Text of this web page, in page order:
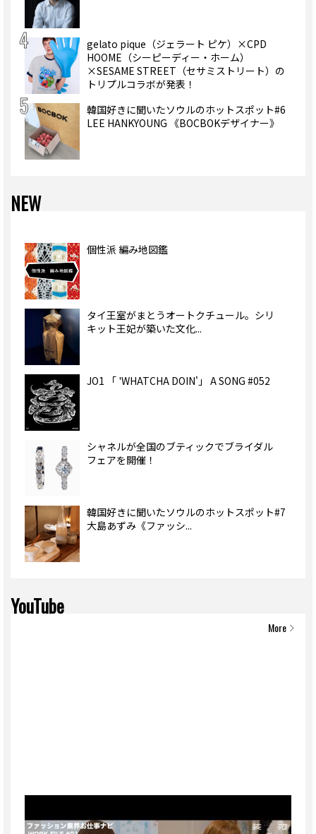
gelato pique（ジェラート ピケ）×CPD
HOOME（シーピーディー・ホーム）
×SESAME STREET（セサミストリート）の
トリプルコラボが発表！
韓国好きに聞いたソウルのホットスポット#6
LEE HANKYOUNG 《BOCBOKデザイナー》
NEW
個性派 編み地図鑑
タイ王室がまとうオートクチュール。シリ
キット王妃が築いた文化...
JO1 「 'WHATCHA DOIN'」 A SONG #052
シャネルが全国のブティックでブライダル
フェアを開催！
韓国好きに聞いたソウルのホットスポット#7
大島あずみ《ファッシ...
YouTube
More